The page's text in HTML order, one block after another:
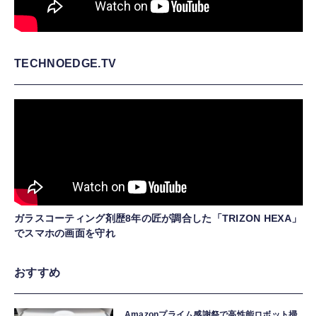
TECHNOEDGE.TV
ガラスコーティング剤歴8年の匠が調合した「TRIZON HEXA」
でスマホの画面を守れ
おすすめ